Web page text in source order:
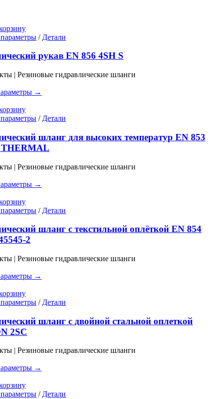
Этот
имеет
несколько
вариаций.
выбрать
странице
товара.
/ Детали
рукав EN 856 4SH S
| Резиновые гидравлические шланги
→
Этот
имеет
несколько
вариаций.
можно
на
/ Детали
шланг для высоких температур EN 853
THERMAL
| Резиновые гидравлические шланги
→
Этот
имеет
можно
на
/ Детали
шланг с текстильной оплёткой EN 854
2
| Резиновые гидравлические шланги
→
Этот
имеет
несколько
можно
на
/ Детали
шланг с двойной стальной оплеткой
2SC
| Резиновые гидравлические шланги
→
Этот
/ Детали